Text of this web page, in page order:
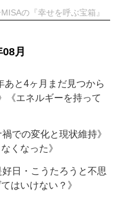
の『幸せを呼ぶ宝箱』
月
あと4ヶ月まだ見つから
《エネルギーを持って
での変化と現状維持》
くなった》
日・こうたろうと不思
はいけない？》